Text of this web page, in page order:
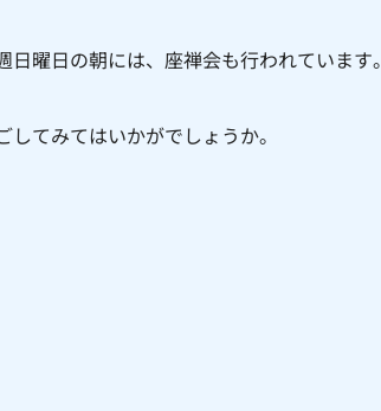
曜日の朝には、座禅会も行われています。
てみてはいかがでしょうか。